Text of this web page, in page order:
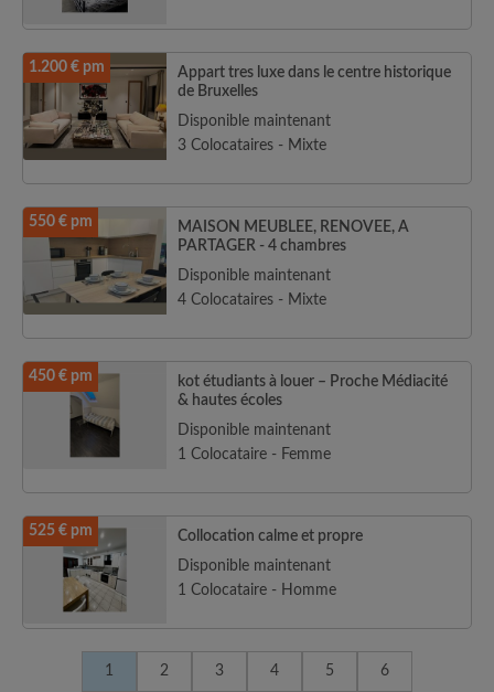
1.200 € pm
Appart tres luxe dans le centre historique
de Bruxelles
Disponible maintenant
3 Colocataires - Mixte
550 € pm
MAISON MEUBLEE, RENOVEE, A
PARTAGER - 4 chambres
Disponible maintenant
4 Colocataires - Mixte
450 € pm
kot étudiants à louer – Proche Médiacité
& hautes écoles
Disponible maintenant
1 Colocataire - Femme
525 € pm
Collocation calme et propre
Disponible maintenant
1 Colocataire - Homme
1 2 3 4 5 6